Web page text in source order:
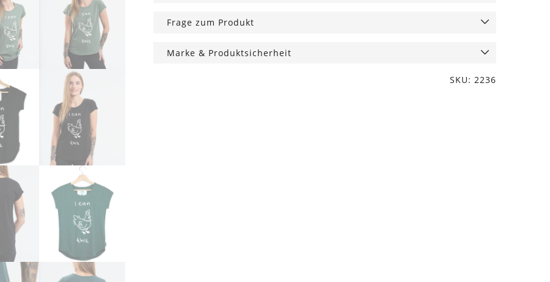
Frage zum Produkt
Marke & Produktsicherheit
SKU: 2236